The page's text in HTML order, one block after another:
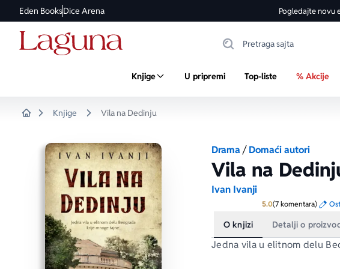
Eden BooksDice Arena Pogledajte novu
Knjige U pripremi Top-liste % Akcije
Knjige Vila na Dedinju
Drama/Domaći autori
Vila na
Ivan Ivanji
5.0Prosecna ocena je
(7 komentara)
O knjizi Detalji o
Jedna vila u elitnom delu